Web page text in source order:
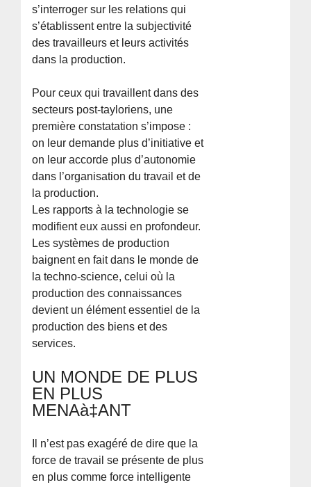
s’interroger sur les relations qui
s’établissent entre la subjectivité
des travailleurs et leurs activités
dans la production.
Pour ceux qui travaillent dans des
secteurs post-tayloriens, une
première constatation s’impose :
on leur demande plus d’initiative et
on leur accorde plus d’autonomie
dans l’organisation du travail et de
la production.
Les rapports à la technologie se
modifient eux aussi en profondeur.
Les systèmes de production
baignent en fait dans le monde de
la techno-science, celui où la
production des connaissances
devient un élément essentiel de la
production des biens et des
services.
UN MONDE DE PLUS
EN PLUS
MENAà‡ANT
Il n’est pas exagéré de dire que la
force de travail se présente de plus
en plus comme force intelligente